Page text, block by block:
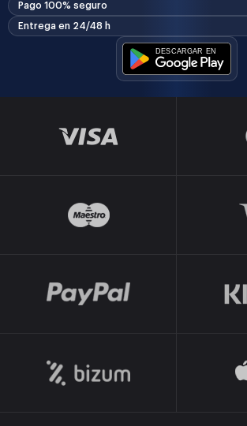
Pago 100% seguro
Entrega en 24/48 h